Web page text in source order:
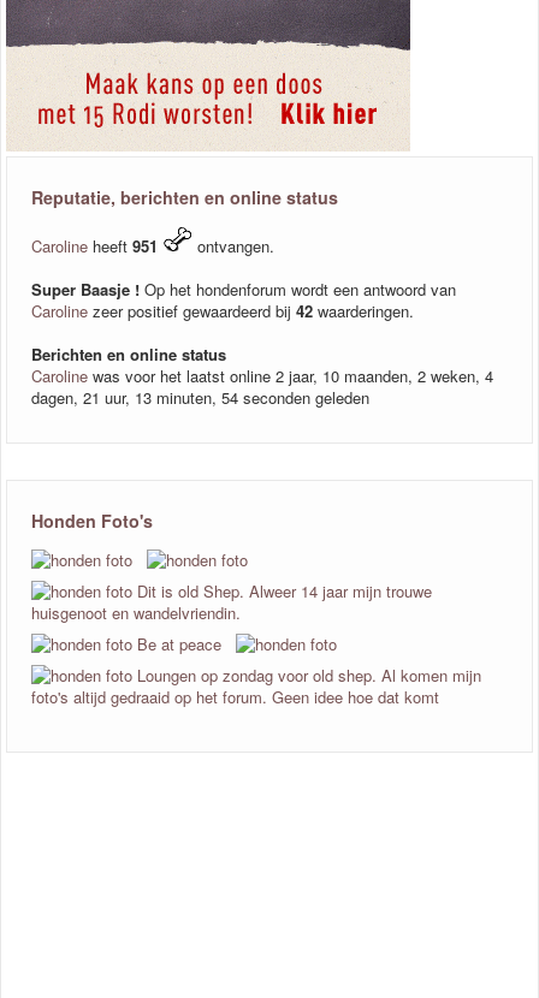
Reputatie, berichten en online status
Caroline heeft 951
ontvangen.
Super Baasje ! Op het hondenforum wordt een antwoord van
Caroline zeer positief gewaardeerd bij 42 waarderingen.
Berichten en online status
Caroline was voor het laatst online 2 jaar, 10 maanden, 2 weken, 4
dagen, 21 uur, 13 minuten, 54 seconden geleden
Honden Foto's